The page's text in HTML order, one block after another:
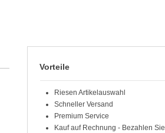
Vorteile
Riesen Artikelauswahl
Schneller Versand
Premium Service
Kauf auf Rechnung - Bezahlen Sie